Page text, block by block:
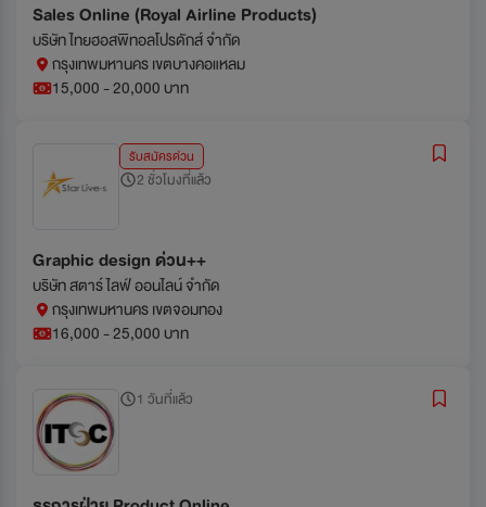
Sales Online (Royal Airline Products)
บริษัท ไทยฮอสพิทอลโปรดักส์ จำกัด
กรุงเทพมหานคร เขตบางคอแหลม
15,000 - 20,000 บาท
รับสมัครด่วน
2 ชั่วโมงที่แล้ว
Graphic design ด่วน++
บริษัท สตาร์ ไลฟ์ ออนไลน์ จำกัด
กรุงเทพมหานคร เขตจอมทอง
16,000 - 25,000 บาท
1 วันที่แล้ว